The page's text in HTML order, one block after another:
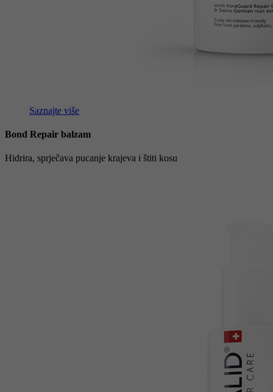
Saznajte više
Bond Repair balzam
Hidrira, sprječava pucanje krajeva i štiti kosu